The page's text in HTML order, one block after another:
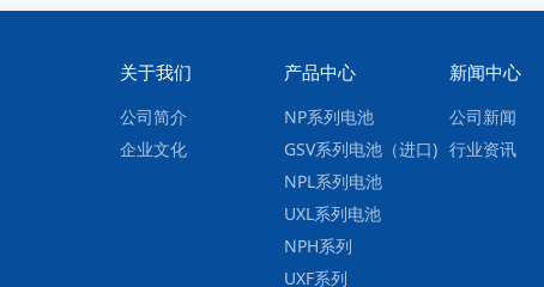
关于我们
公司简介
企业文化
产品中心
NP系列电池
GSV系列电池（进口)
NPL系列电池
UXL系列电池
NPH系列
UXF系列
新闻中心
公司新闻
行业资讯